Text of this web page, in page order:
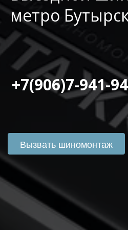
метро
+7(906)7-941-
Вызвать шиномонтаж